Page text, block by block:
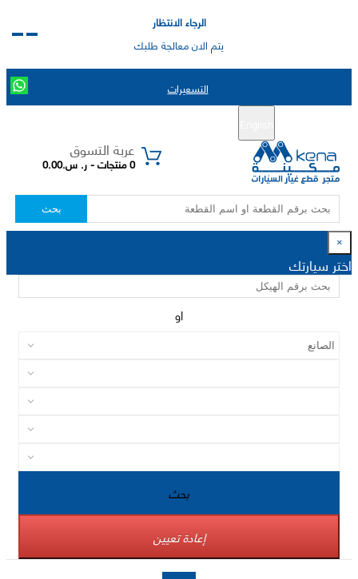
الرجاء الانتظار
يتم الان معالجة طلبك
التسعيرات
عربة التسوق
0 منتجات - ر. س.0.00
بحث
×
اختر سيارتك
او
بحث
إعادة تعيين